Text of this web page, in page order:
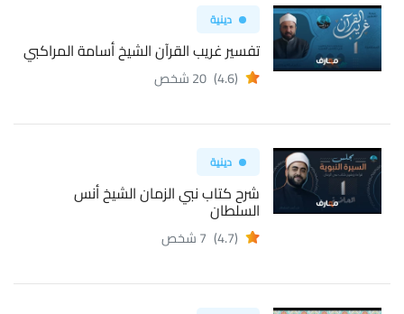
دينية
تفسير غريب القرآن الشيخ أسامة المراكبي
(4.6) 20 شخص
دينية
شرح كتاب نبي الزمان الشيخ أنس
السلطان
(4.7) 7 شخص